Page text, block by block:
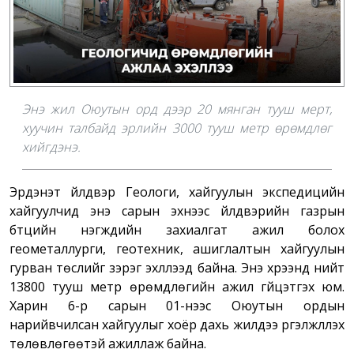
Энэ жил Оюутын орд дээр 20 мянган тууш мерт,
хуучин талбайд эрлийн 3000 тууш метр өрөмдлөг
хийгдэнэ.
Эрдэнэт үйлдвэр Геологи, хайгуулын экспедицийн
хайгуулчид энэ сарын эхнээс үйлдвэрийн газрын
бүтцийн нэгжүүдийн захиалгат ажил болох
геометаллурги, геотехник, ашиглалтын хайгуулын
гурван төслийг зэрэг эхлүүлээд байна. Энэ хүрээнд нийт
13800 тууш метр өрөмдлөгийн ажил гүйцэтгэх юм.
Харин 6-р сарын 01-нээс Оюутын ордын
нарийвчилсан хайгуулыг хоёр дахь жилдээ үргэлжлүүлэх
төлөвлөгөөтэй ажиллаж байна.